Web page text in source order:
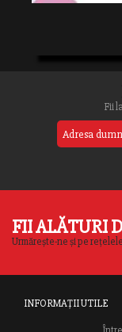
Fii
FII ALĂTURI
Urmărește-ne și pe
INFORMAȚII UTILE